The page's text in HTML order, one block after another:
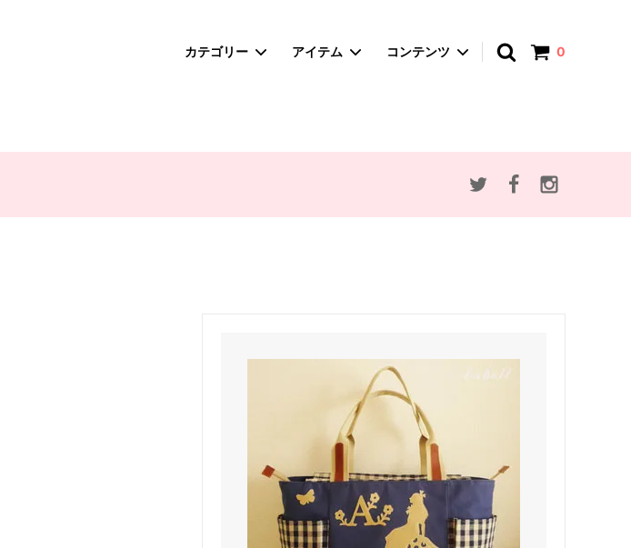
0
カテゴリー
不思議の国のアリス 赤ずきんとオオカミ
アイテム
ドクターズバッグ かごバッグ
コンテンツ